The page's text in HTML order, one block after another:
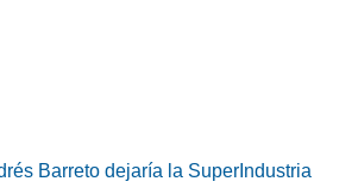
Barreto dejaría la SuperIndustria